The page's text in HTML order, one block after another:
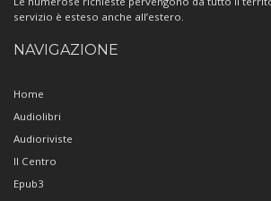
servizio è esteso anche all’estero.
NAVIGAZIONE
Home
Audiolibri
Audioriviste
Il Centro
Epub3